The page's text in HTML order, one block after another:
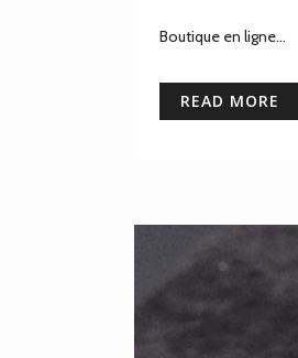
Boutique en ligne...
READ MORE